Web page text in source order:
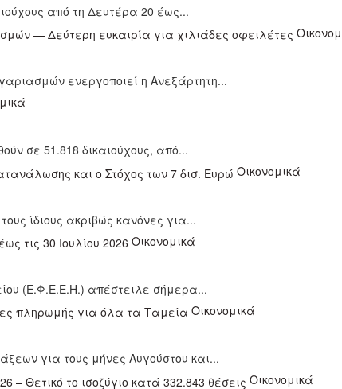
από τη Δευτέρα 20 έως...
ενεργοποιεί η Ανεξάρτητη...
σε 51.818 δικαιούχους, από...
Οικονομικά
ίδιους ακριβώς κανόνες για...
Οικονομικά
(Ε.Φ.Ε.Ε.Η.) απέστειλε σήμερα...
Οικονομικά
για τους μήνες Αυγούστου και...
Οικονομικά